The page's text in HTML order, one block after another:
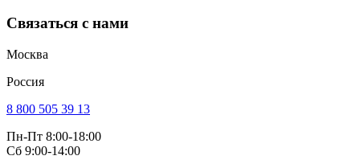
Связаться с нами
Москва
Россия
8 800 505 39 13
Пн-Пт 8:00-18:00
Сб 9:00-14:00